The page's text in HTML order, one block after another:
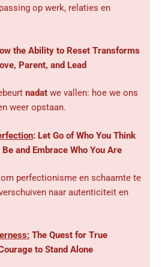
op werk, relaties en
the Ability to Reset Transforms
Parent, and Lead
nadat we vallen: hoe we ons
weer opstaan.
: Let Go of Who You Think
Be and Embrace Who You Are
perfectionisme en schaamte te
naar autenticiteit en
The Quest for True
to Stand Alone